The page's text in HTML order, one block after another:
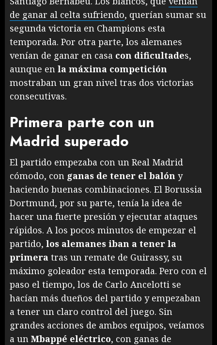
de ganar al celta sufriendo, querían sumar su
segunda victoria en Champions esta
temporada. Por otra parte, los alemanes
venían de ganar en casa con dificultades,
aunque en la máxima competición
mostraban un gran nivel tras dos victorias
consecutivas.
Primera parte con un
Madrid superado
El partido empezaba con un Real Madrid
cómodo, con ganas de tener el balón y
haciendo buenas combinaciones. El Borussia
Dortmund, por su parte, tenía la idea de
hacer una fuerte presión y ejecutar ataques
rápidos. A los pocos minutos de empezar el
partido, los alemanes iban a tener la
primera tras un remate de Guirassy, su
máximo goleador esta temporada. Pero con el
paso el tiempo, los de Carlo Ancelotti se
hacían más dueños del partido y empezaban
a tener un claro control del juego. Sin
grandes acciones de ambos equipos, veíamos
a un Mbappé eléctrico, con ganas de